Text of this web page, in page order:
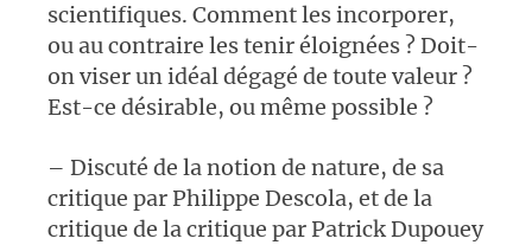
scientifiques. Comment les incorporer,
ou au contraire les tenir éloignées ? Doit-
on viser un idéal dégagé de toute valeur ?
Est-ce désirable, ou même possible ?
– Discuté de la notion de nature, de sa
critique par Philippe Descola, et de la
critique de la critique par Patrick Dupouey